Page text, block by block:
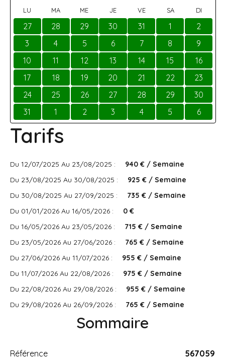
LU MA ME JE VE SA DI
27 28 29 30 31 1
2
3
4 5 6 7 8
9
10
11 12 13 14 15
16
17
18 19 20 21 22
23
24
25 26 27 28 29
30
31
1 2 3 4 5 6
Tarifs
Du 12/07/2025 Au 23/08/2025 :
940 € / Semaine
Du 23/08/2025 Au 30/08/2025 :
925 € / Semaine
Du 30/08/2025 Au 27/09/2025 :
735 € / Semaine
Du 01/01/2026 Au 16/05/2026 :
0 €
Du 16/05/2026 Au 23/05/2026 :
715 € / Semaine
Du 23/05/2026 Au 27/06/2026 :
765 € / Semaine
Du 27/06/2026 Au 11/07/2026 :
955 € / Semaine
Du 11/07/2026 Au 22/08/2026 :
975 € / Semaine
Du 22/08/2026 Au 29/08/2026 :
955 € / Semaine
Du 29/08/2026 Au 26/09/2026 :
765 € / Semaine
Sommaire
Référence 567059